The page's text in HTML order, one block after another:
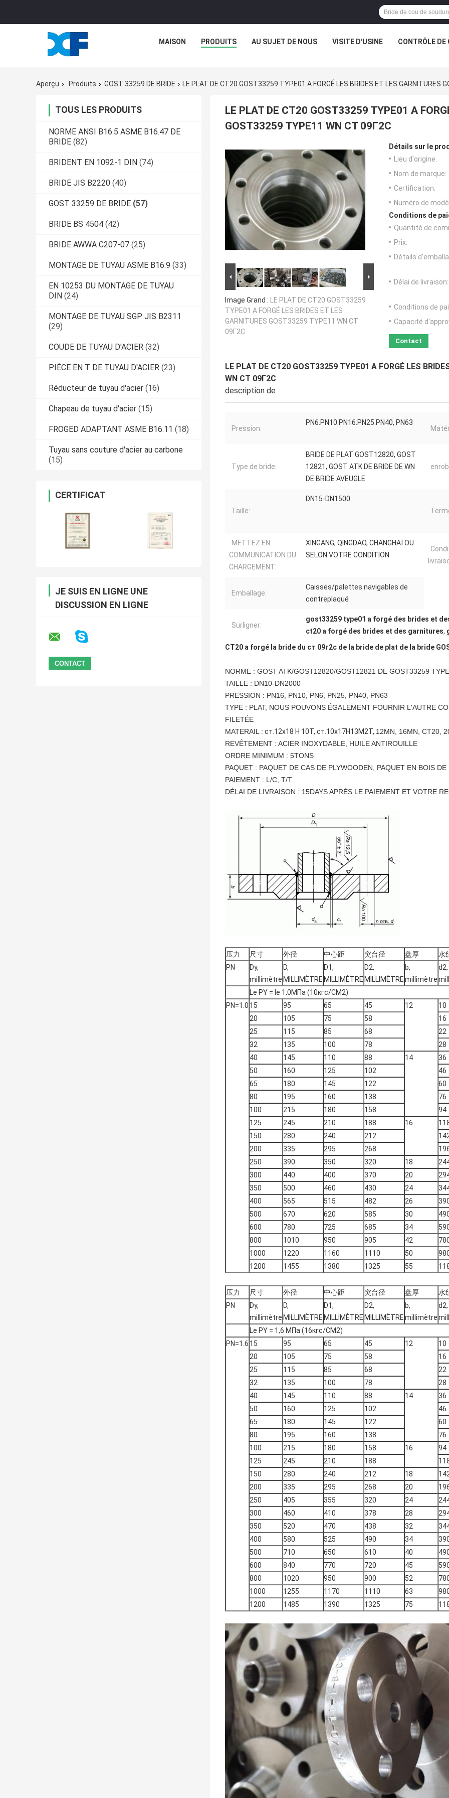
MAISON PRODUITS AU SUJET DE NOUS VISITE D'USINE CONTRÔLE DE
Aperçu Produits GOST 33259 DE BRIDE LE PLAT DE CT20 GOST33259 TYPE01 A FORGÉ LES BRIDES ET LES
TOUS LES PRODUITS
NORME ANSI B16.5 ASME B16.47 DE
BRIDE (82)
BRIDENT EN 1092-1 DIN (74)
BRIDE JIS B2220 (40)
GOST 33259 DE BRIDE (57)
BRIDE BS 4504 (42)
BRIDE AWWA C207-07 (25)
MONTAGE DE TUYAU ASME B16.9 (33)
EN 10253 DU MONTAGE DE TUYAU
DIN (24)
MONTAGE DE TUYAU SGP JIS B2311
(29)
COUDE DE TUYAU D'ACIER (32)
PIÈCE EN T DE TUYAU D'ACIER (23)
Réducteur de tuyau d'acier (16)
Chapeau de tuyau d'acier (15)
FROGED ADAPTANT ASME B16.11 (18)
Tuyau sans couture d'acier au carbone
(15)
CERTIFICAT
JE SUIS EN LIGNE UNE
DISCUSSION EN LIGNE
LE PLAT DE CT20 GOST33259 TYPE01 A
GOST33259 TYPE11 WN CТ 09Г2С
Image Grand : LE PLAT DE CT20 GOST33259
TYPE01 A FORGÉ LES BRIDES ET LES
GARNITURES GOST33259 TYPE11 WN CТ
09Г2С
Détails sur le
Lieu d'origine:
Nom de marque:
Certification:
Numéro de
Conditions de
Quantité de
Prix:
Détails
Délai de livraison:
Conditions de
Capacité
Contact
LE PLAT DE CT20 GOST33259 TYPE01 A FORGÉ LES
WN CТ 09Г2С
description de
Pression:
PN6.PN10.PN16.PN25.PN40, PN63
Type de bride:
BRIDE DE PLAT GOST12820, GOST
12821, GOST ATK DE BRIDE DE WN
DE BRIDE AVEUGLE
Taille:
DN15-DN1500
METTEZ EN
COMMUNICATION DU
CHARGEMENT:
XINGANG, QINGDAO, CHANGHAÏ OU
SELON VOTRE CONDITION
Emballage:
Caisses/palettes navigables de
contreplaqué
Surligner:
gost33259 type01 a forgé des brides et
ct20 a forgé des brides et des garnitures,
CT20 a forgé la bride du cт 09г2с de la bride de plat de la bride
NORME : GOST ATK/GOST12820/GOST12821 DE GOST33259
TAILLE : DN10-DN2000
PRESSION : PN16, PN10, PN6, PN25, PN40, PN63
TYPE : PLAT, NOUS POUVONS ÉGALEMENT FOURNIR L'AUTRE
FILETÉE
MATERAIL : ст.12х18 Н 10Т, ст.10х17Н13М2Т, 12MN, 16MN, CT20,
REVÊTEMENT : ACIER INOXYDABLE, HUILE ANTIROUILLE
ORDRE MINIMUM : 5TONS
PAQUET : PAQUET DE CAS DE PLYWOODEN, PAQUET EN BOIS DE
PAIEMENT : L/C, T/T
DÉLAI DE LIVRAISON : 15DAYS APRÈS LE PAIEMENT ET VOTRE
压力 尺寸 外径 中心距 突台径 盘厚
水
PN
Dy,
millimètre
D,
MILLIMÈTRE
D1,
MILLIMÈTRE
D2,
MILLIMÈTRE
b,
millimètre
d2,
Le PY = le 1,0MПа (10кгс/CM2)
PN=1.0 15 95 65 45 12
10
20
105 75 58
16
25
115 85 68
22
32
135 100 78
28
40
145 110 88 14
36
50
160 125 102
46
65
180 145 122
60
80
195 160 138
76
100
215 180 158
94
125
245 210 188 16
150
280 240 212
200
335 295 268
250
390 350 320 18
300
440 400 370 20
350
500 460 430 24
400
565 515 482 26
500
670 620 585 30
600
780 725 685 34
800
1010 950 905 42
1000
1220 1160 1110 50
1200
1455 1380 1325 55
压力 尺寸 外径 中心距 突台径 盘厚
水
PN
Dy,
millimètre
D,
MILLIMÈTRE
D1,
MILLIMÈTRE
D2,
MILLIMÈTRE
b,
millimètre
d2,
Le PY = 1,6 MПа (16кгс/CM2)
PN=1.6 15 95 65 45 12
10
20
105 75 58
16
25
115 85 68
22
32
135 100 78
28
40
145 110 88 14
36
50
160 125 102
46
65
180 145 122
60
80
195 160 138
76
100
215 180 158 16
94
125
245 210 188
150
280 240 212 18
200
335 295 268 20
250
405 355 320 24
300
460 410 378 28
350
520 470 438 32
400
580 525 490 34
500
710 650 610 40
600
840 770 720 45
800
1020 950 900 52
1000
1255 1170 1110 63
1200
1485 1390 1325 75